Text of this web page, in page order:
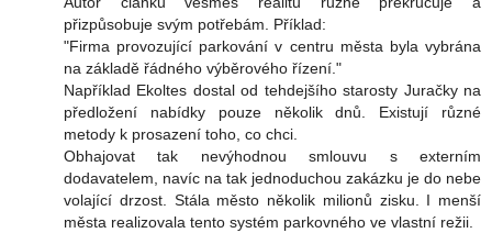
přizpůsobuje svým potřebám. Příklad:
"Firma provozující parkování v centru města byla vybrána
na základě řádného výběrového řízení."
Například Ekoltes dostal od tehdejšího starosty Juračky na
předložení nabídky pouze několik dnů. Existují různé
metody k prosazení toho, co chci.
Obhajovat tak nevýhodnou smlouvu s externím
dodavatelem, navíc na tak jednoduchou zakázku je do nebe
volající drzost. Stála město několik milionů zisku. I menší
města realizovala tento systém parkovného ve vlastní režii.